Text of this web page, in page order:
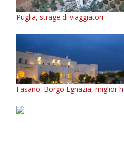
Puglia, strage di viaggiatori
Fasano: Borgo Egnazia, miglior